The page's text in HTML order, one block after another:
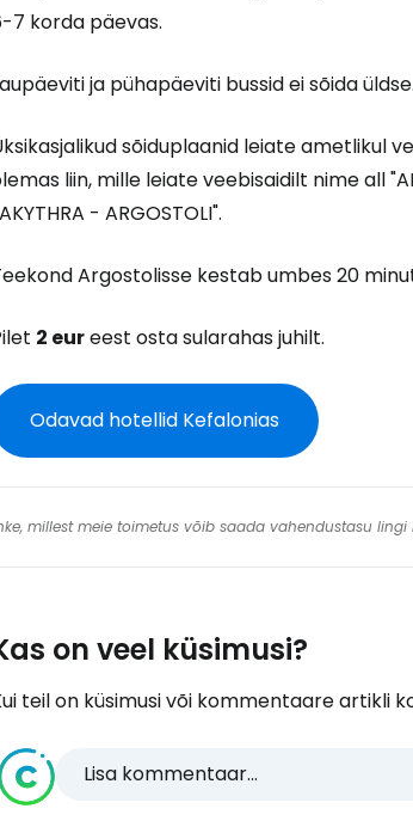
7 korda päevas.
ja pühapäeviti bussid ei sõida üldse.
sõiduplaanid leiate ametlikul
liin, mille leiate veebisaidilt nime all
- ARGOSTOLI".
Argostolisse kestab umbes 20
2 eureest osta sularahas juhilt.
Odavad hotellid Kefalonias
millest meie toimetus võib saada vahendustasu lingi
on veel küsimusi?
teil on küsimusi või kommentaare artikli
Lisa kommentaar...